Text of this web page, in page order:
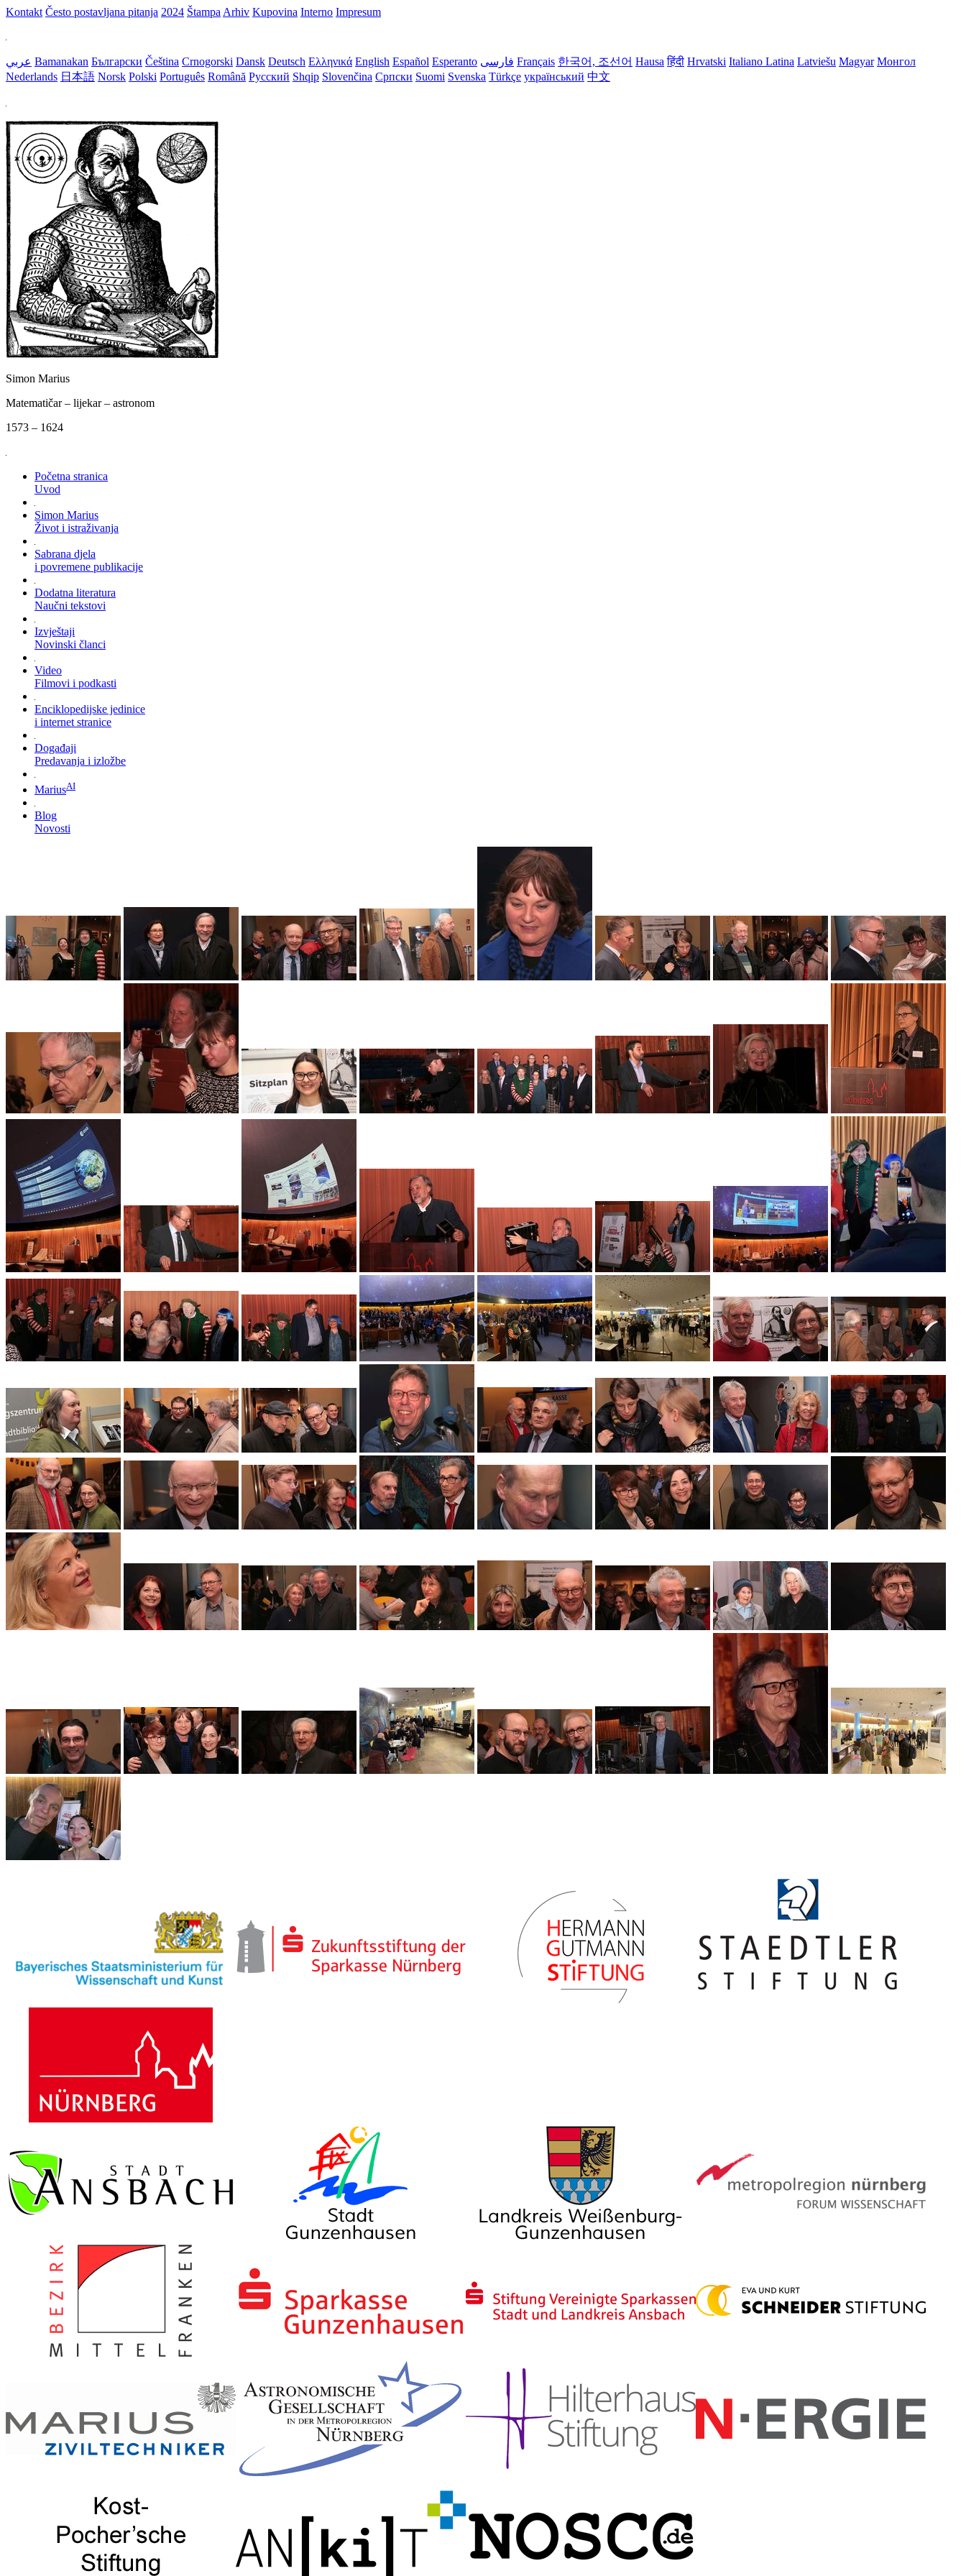
Kontakt Često postavljana pitanja 2024 Štampa Arhiv Kupovina Interno Impresum
عربي Bamanakan Български Čeština Crnogorski Dansk Deutsch Ελληνικά English Español Esperanto فارسی Français 한국어, 조선어 Hausa हिंदी Hrvatski Italiano Latina Latviešu Magyar Монгол
Nederlands 日本語 Norsk Polski Português Română Русский Shqip Slovenčina Српски Suomi Svenska Türkçe український 中文
Simon Marius
Matematičar – lijekar – astronom
1573 – 1624
Početna stranica
Uvod
Simon Marius
Život i istraživanja
Sabrana djela
i povremene publikacije
Dodatna literatura
Naučni tekstovi
Izvještaji
Novinski članci
Video
Filmovi i podkasti
Enciklopedijske jedinice
i internet stranice
Događaji
Predavanja i izložbe
MariusAI
Blog
Novosti